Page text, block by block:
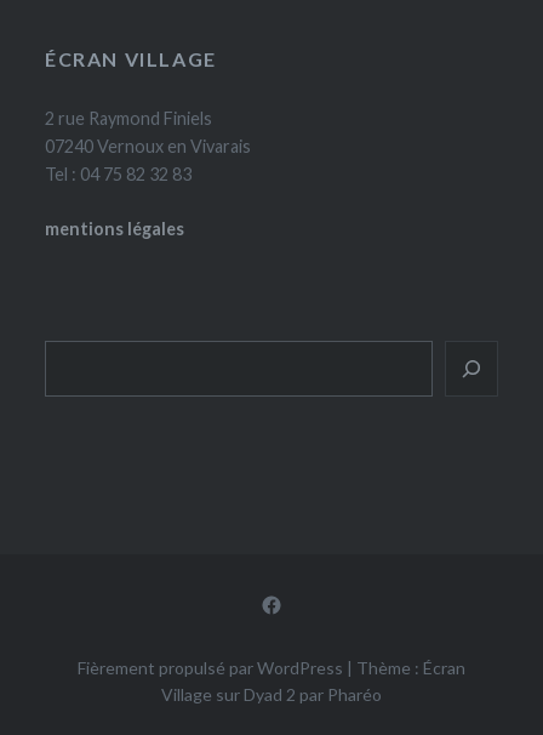
ÉCRAN VILLAGE
2 rue Raymond Finiels
07240 Vernoux en Vivarais
Tel : 04 75 82 32 83
mentions légales
Facebook
Fièrement propulsé par WordPress | Thème : Écran
Village sur Dyad 2 par Pharéo